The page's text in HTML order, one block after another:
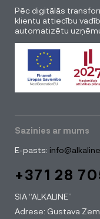
Pēc digitālās
klientu attiecību
automatizētu
Sazinies ar mums
E-pasts:
+371 28
SIA “ALKALINE”
Adrese: Gustava